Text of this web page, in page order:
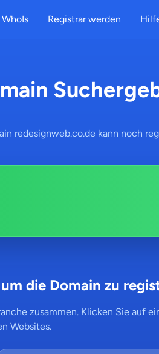
WhoIs Registrar werden
redesignweb.co.de kann noch
die Domain zu
zusammen. Klicken Sie auf
Websites.